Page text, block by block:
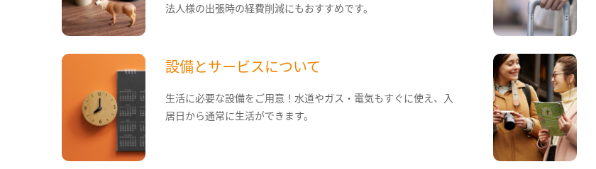
法人様の出張時の経費削減にもおすすめです。
設備とサービスについて
生活に必要な設備をご用意！水道やガス・電気もすぐに使え、入
居日から通常に生活ができます。